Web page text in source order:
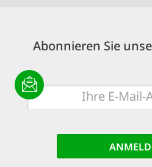
Abonnieren Sie
E-